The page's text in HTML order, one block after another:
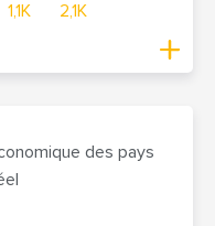
1,1K 2,1K
des pays